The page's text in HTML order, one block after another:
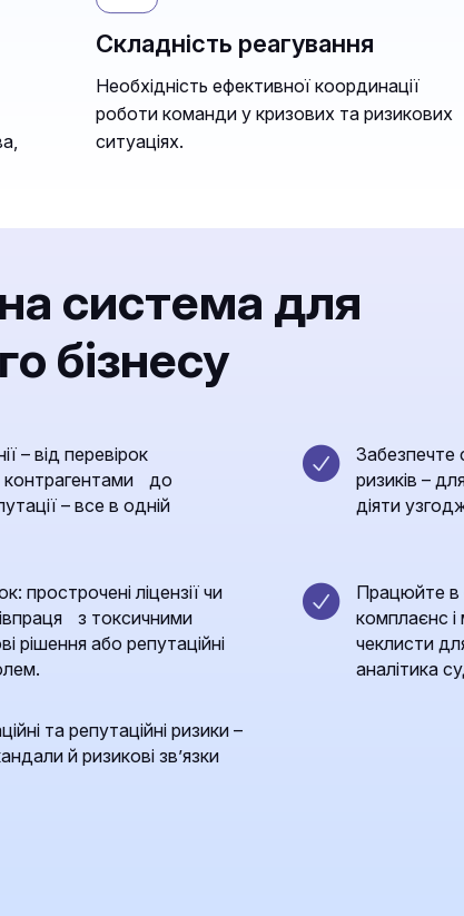
Складність реагування
Необхідність ефективної координації
роботи команди у кризових та ризикових
ситуаціях.
система для
бізнесу
– від перевірок
контрагентами до
– все в одній
Забезпечте
ризиків –
діяти
прострочені ліцензії чи
з токсичними
рішення або репутаційні
Працюйте в
комплаєнс і
чеклисти
аналітика
та репутаційні ризики –
й ризикові зв’язки